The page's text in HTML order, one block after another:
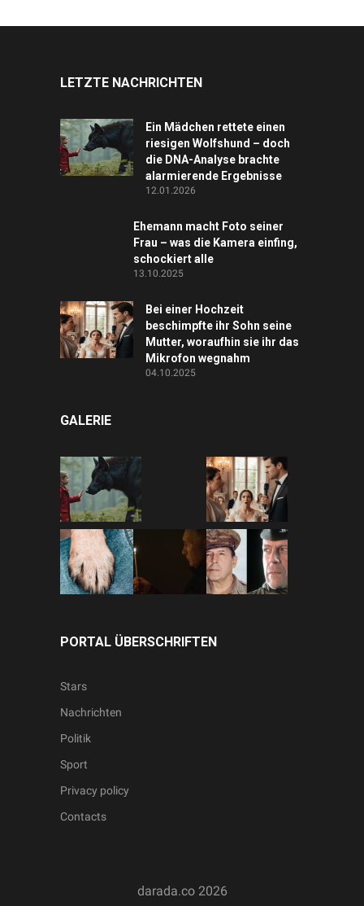
LETZTE NACHRICHTEN
Ein Mädchen rettete einen
riesigen Wolfshund – doch
die DNA-Analyse brachte
alarmierende Ergebnisse
12.01.2026
Ehemann macht Foto seiner
Frau – was die Kamera einfing,
schockiert alle
13.10.2025
Bei einer Hochzeit
beschimpfte ihr Sohn seine
Mutter, woraufhin sie ihr das
Mikrofon wegnahm
04.10.2025
GALERIE
PORTAL ÜBERSCHRIFTEN
Stars
Nachrichten
Politik
Sport
Privacy policy
Contacts
darada.co 2026